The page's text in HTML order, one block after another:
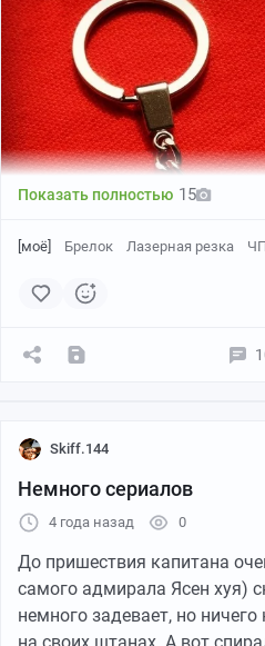
Показать полностью 15
[моё] Брелок Лазерная резка
Skiff.144
Немного сериалов
4 года назад 0
До пришествия капитана
самого адмирала Ясен хуя)
немного задевает, но